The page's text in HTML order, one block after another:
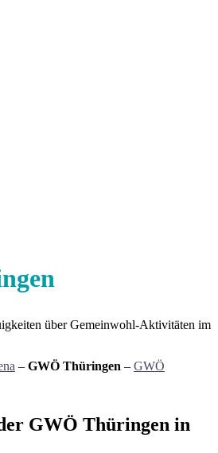
über Gemeinwohl-Aktivitäten im
– GWÖ Thüringen – GWÖ
GWÖ Thüringen in